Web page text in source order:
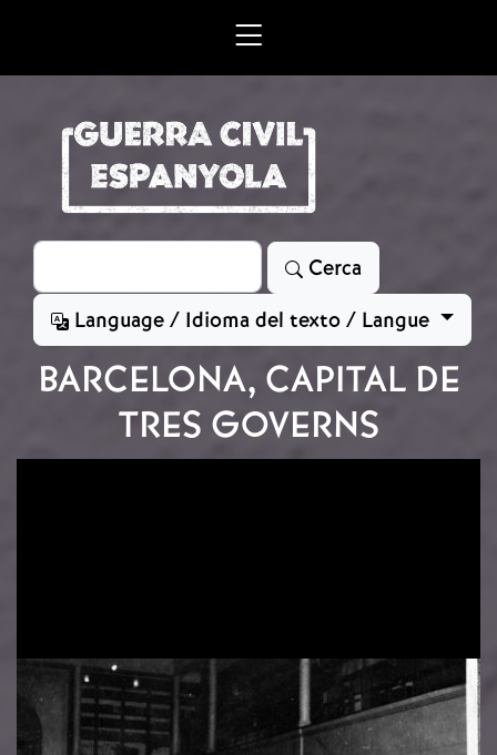
Cerca
Cerca
Language / Idioma del texto / Langue
BARCELONA, CAPITAL DE
TRES GOVERNS